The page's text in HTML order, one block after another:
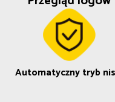
Automatyczny tryb